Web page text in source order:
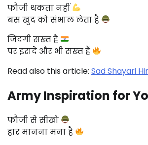
फौजी थकता नहीं
बस खुद को संभाल लेता है
जिंदगी सख्त है
पर इरादे और भी सख्त हैं
Read also this article: Sad Shayari
Army Inspiration for
फौजी से सीखो
हार मानना मना है